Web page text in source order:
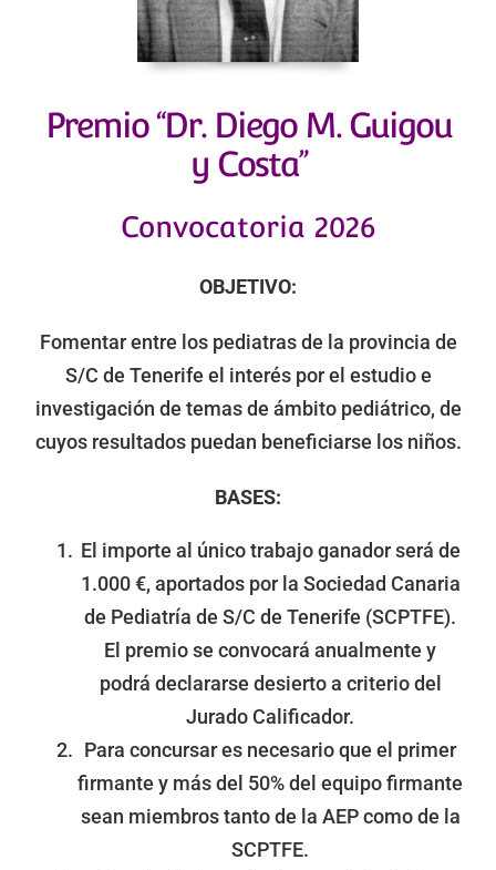
Premio “Dr. Diego M. Guigou
y Costa”
Convocatoria 2026
OBJETIVO:
Fomentar entre los pediatras de la provincia de
S/C de Tenerife el interés por el estudio e
investigación de temas de ámbito pediátrico, de
cuyos resultados puedan beneficiarse los niños.
BASES:
El importe al único trabajo ganador será de
1.000 €, aportados por la Sociedad Canaria
de Pediatría de S/C de Tenerife (SCPTFE).
El premio se convocará anualmente y
podrá declararse desierto a criterio del
Jurado Calificador.
Para concursar es necesario que el primer
firmante y más del 50% del equipo firmante
sean miembros tanto de la AEP como de la
SCPTFE.